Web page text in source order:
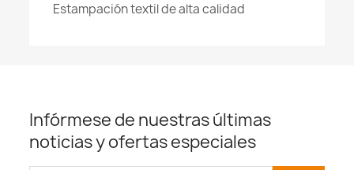
Estampación textil de alta calidad
Infórmese de nuestras últimas
noticias y ofertas especiales